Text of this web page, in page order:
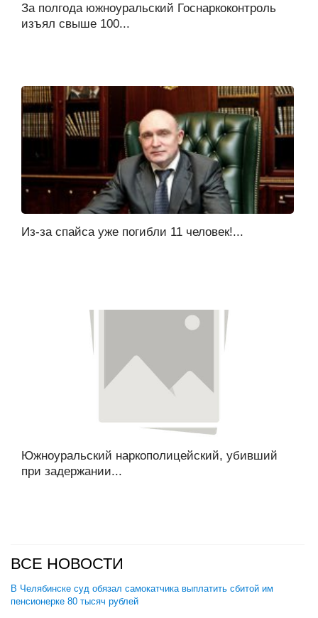
За полгода южноуральский Госнаркоконтроль
изъял свыше 100...
Из-за спайса уже погибли 11 человек!...
Южноуральский наркополицейский, убивший
при задержании...
ВСЕ НОВОСТИ
В Челябинске суд обязал самокатчика выплатить сбитой им
пенсионерке 80 тысяч рублей